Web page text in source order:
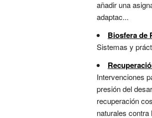
añadir una
adaptac...
Biosfera de
Sistemas y
Intervenciones
presión del
recuperación
naturales